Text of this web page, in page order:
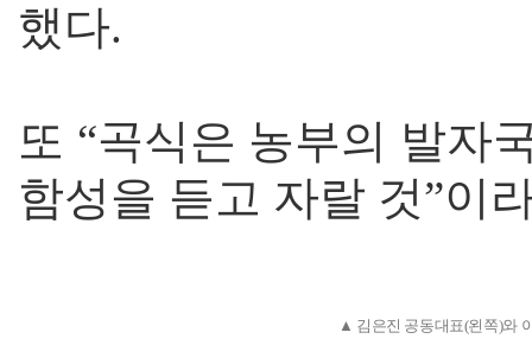
했다.
또 “곡식은 농부의 발자
함성을 듣고 자랄 것”이
▲ 김은진 공동대표(왼쪽)와